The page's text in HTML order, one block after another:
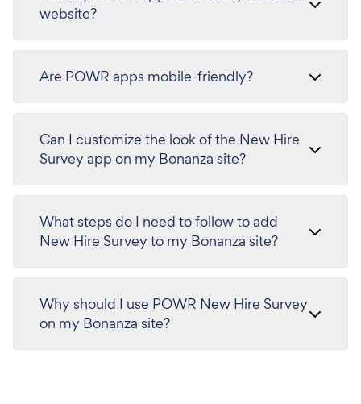
website?
Are POWR apps mobile-friendly?
Can I customize the look of the New Hire
Survey app on my Bonanza site?
What steps do I need to follow to add
New Hire Survey to my Bonanza site?
Why should I use POWR New Hire Survey
on my Bonanza site?